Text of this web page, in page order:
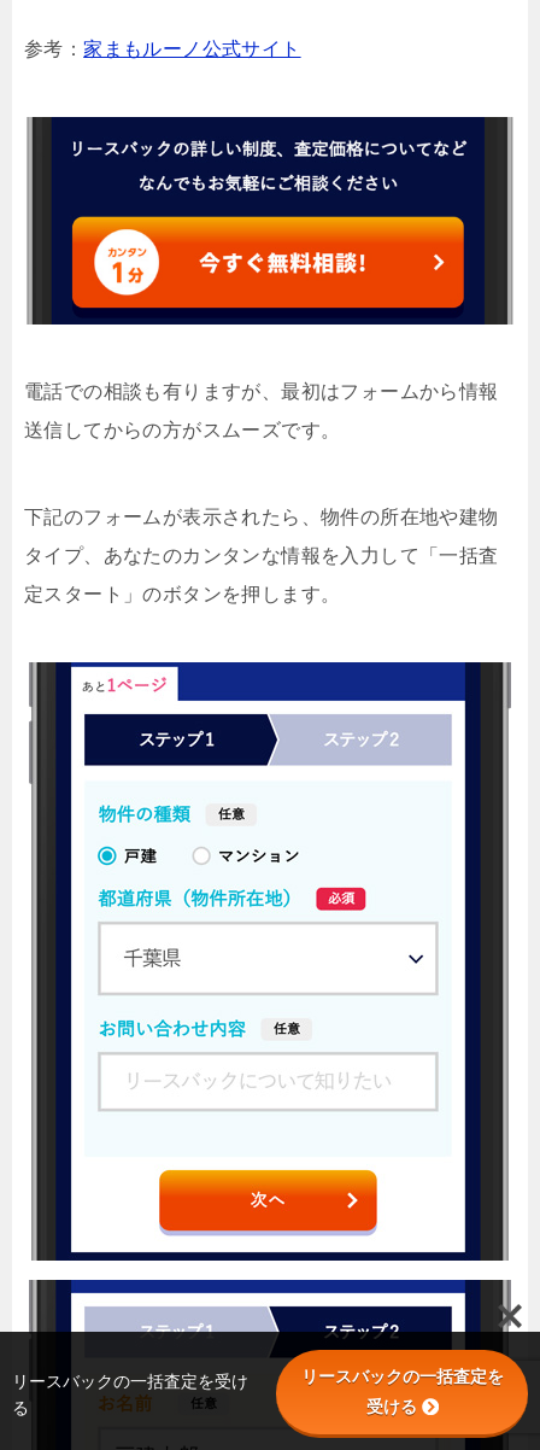
参考：家まもルーノ公式サイト
電話での相談も有りますが、最初はフォームから情報
送信してからの方がスムーズです。
下記のフォームが表示されたら、物件の所在地や建物
タイプ、あなたのカンタンな情報を入力して「一括査
定スタート」のボタンを押します。
リースバックの一括査定を受け
る
リースバックの一括査定を
受ける